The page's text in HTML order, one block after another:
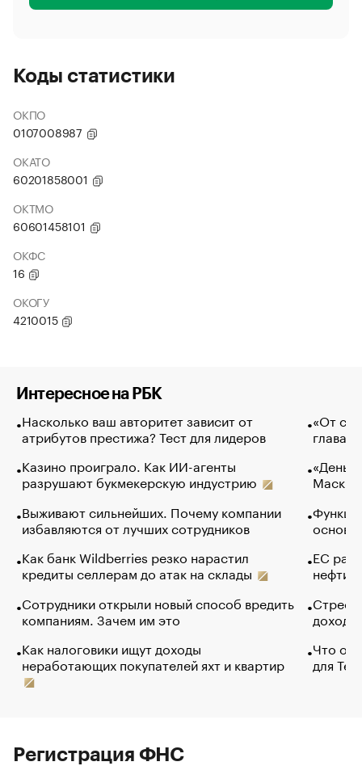
Коды статистики
ОКПО
0107008987
ОКАТО
60201858001
ОКТМО
60601458101
ОКФС
16
ОКОГУ
4210015
Интересное на РБК
Насколько ваш авторитет зависит от
атрибутов престижа? Тест для лидеров
Казино проиграло. Как ИИ-агенты
разрушают букмекерскую индустрию
Выживают сильнейших. Почему компании
избавляются от лучших сотрудников
Как банк Wildberries резко нарастил
кредиты селлерам до атак на склады
Сотрудники открыли новый способ вредить
компаниям. Зачем им это
Как налоговики ищут доходы
неработающих покупателей яхт и квартир
«От
глава
Маск в
основ
ЕС
нефти
Что
для
Регистрация ФНС